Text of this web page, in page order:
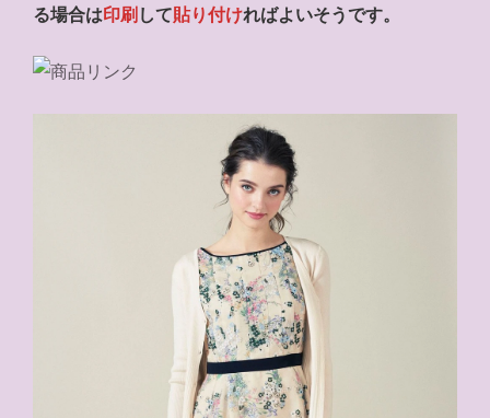
る場合は印刷 して貼り付ければよいそうです。